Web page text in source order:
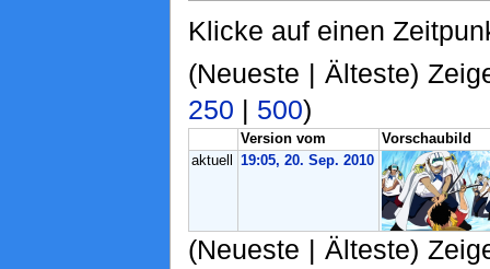
Klicke auf einen
(Neueste | Älteste)
250 | 500)
Version vom
Vorschaubild
aktuell
19:05, 20. Sep. 2010
(Neueste | Älteste)